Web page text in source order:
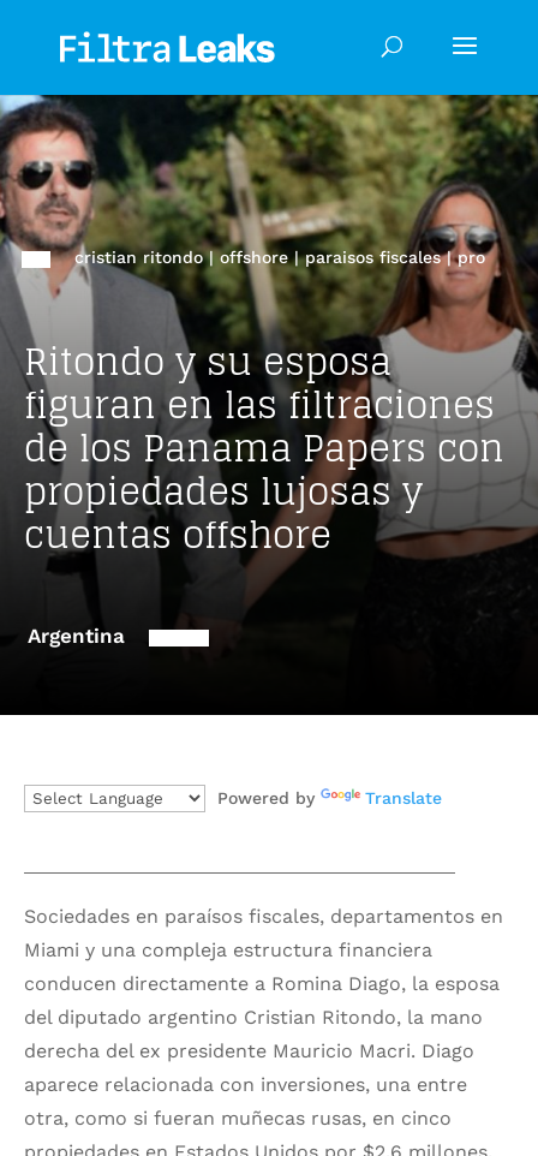
cristian ritondo|offshore|paraisos fiscales|pro
Ritondo y su esposa
figuran en las filtraciones
de los Panama Papers con
propiedades lujosas y
cuentas offshore
Argentina
Powered by Translate
Sociedades en paraísos fiscales, departamentos en
Miami y una compleja estructura financiera
conducen directamente a Romina Diago, la esposa
del diputado argentino Cristian Ritondo, la mano
derecha del ex presidente Mauricio Macri. Diago
aparece relacionada con inversiones, una entre
otra, como si fueran muñecas rusas, en cinco